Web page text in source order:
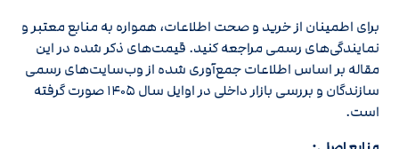
برای اطمینان از خرید و صحت اطلاعات، همواره به منابع معتبر و
نمایندگی‌های رسمی مراجعه کنید. قیمت‌های ذکر شده در این
مقاله بر اساس اطلاعات جمع‌آوری شده از وب‌سایت‌های رسمی
سازندگان و بررسی بازار داخلی در اوایل سال ۱۴۰۵ صورت گرفته
است.